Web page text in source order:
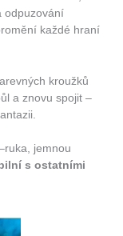
odpuzování
každé hraní
kroužků
a znovu spojit –
jemnou
s ostatními